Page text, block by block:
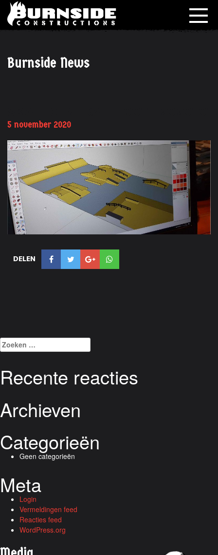
Burnside News
5 november 2020
DELEN
Zoeken
naar:
Recente reacties
Archieven
Categorieën
Geen categorieën
Meta
Login
Vermeldingen feed
Reacties feed
WordPress.org